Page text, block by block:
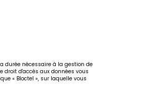
durée nécessaire à la gestion de
droit d'accès aux données vous
« Bloctel », sur laquelle vous